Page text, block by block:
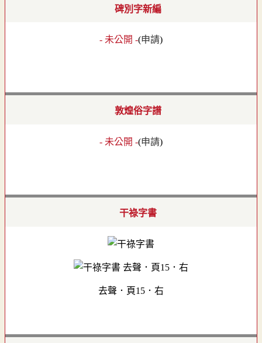
碑別字新編
- 未公開 -(申請)
敦煌俗字譜
- 未公開 -(申請)
干祿字書
去聲．頁15．右